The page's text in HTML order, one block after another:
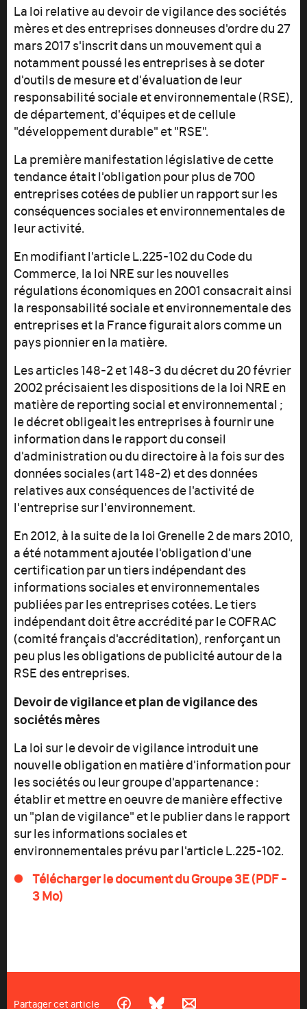
La loi relative au devoir de vigilance des sociétés
mères et des entreprises donneuses d'ordre du 27
mars 2017 s'inscrit dans un mouvement qui a
notamment poussé les entreprises à se doter
d'outils de mesure et d'évaluation de leur
responsabilité sociale et environnementale (RSE),
de département, d'équipes et de cellule
"développement durable" et "RSE".
La première manifestation législative de cette
tendance était l'obligation pour plus de 700
entreprises cotées de publier un rapport sur les
conséquences sociales et environnementales de
leur activité.
En modifiant l'article L.225-102 du Code du
Commerce, la loi NRE sur les nouvelles
régulations économiques en 2001 consacrait ainsi
la responsabilité sociale et environnementale des
entreprises et la France figurait alors comme un
pays pionnier en la matière.
Les articles 148-2 et 148-3 du décret du 20 février
2002 précisaient les dispositions de la loi NRE en
matière de reporting social et environnemental ;
le décret obligeait les entreprises à fournir une
information dans le rapport du conseil
d'administration ou du directoire à la fois sur des
données sociales (art 148-2) et des données
relatives aux conséquences de l'activité de
l'entreprise sur l'environnement.
En 2012, à la suite de la loi Grenelle 2 de mars 2010,
a été notamment ajoutée l'obligation d'une
certification par un tiers indépendant des
informations sociales et environnementales
publiées par les entreprises cotées. Le tiers
indépendant doit être accrédité par le COFRAC
(comité français d'accréditation), renforçant un
peu plus les obligations de publicité autour de la
RSE des entreprises.
Devoir de vigilance et plan de vigilance des
sociétés mères
La loi sur le devoir de vigilance introduit une
nouvelle obligation en matière d'information pour
les sociétés ou leur groupe d'appartenance :
établir et mettre en oeuvre de manière effective
un "plan de vigilance" et le publier dans le rapport
sur les informations sociales et
environnementales prévu par l'article L.225-102.
Télécharger le document du Groupe 3E (PDF -
3 Mo)
Partager cet article